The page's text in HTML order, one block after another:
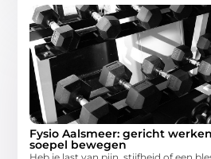
Fysio Aalsmeer: gericht
soepel bewegen